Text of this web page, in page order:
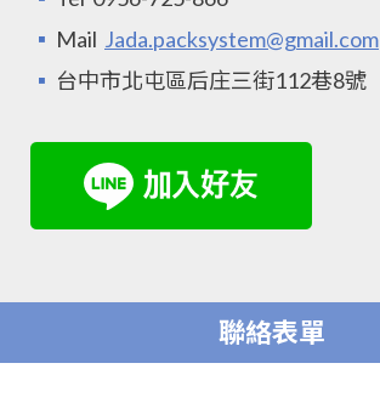
▪ Mail Jada.packsystem@gmail.com
▪ 台中市北屯區后庄三街112巷8號
聯絡表單